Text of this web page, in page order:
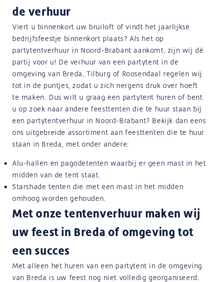
de verhuur
Viert u binnenkort uw bruiloft of vindt het jaarlijkse
bedrijfsfeestje binnenkort plaats? Als het op
partytentverhuur in Noord-Brabant aankomt, zijn wij dé
partij voor u! De verhuur van een partytent in de
omgeving van Breda, Tilburg of Roosendaal regelen wij
tot in de puntjes, zodat u zich nergens druk over hoeft
te maken. Dus wilt u graag een partytent huren of bent
u op zoek naar andere feesttenten die te huur staan bij
een partytentverhuur in Noord-Brabant? Bekijk dan eens
ons uitgebreide assortiment aan feesttenten die te huur
staan in Breda, met onder andere:
Alu-hallen en pagodetenten waarbij er geen mast in het
midden van de tent staat.
Starshade tenten die met een mast in het midden
omhoog worden gehouden.
Met onze tentenverhuur maken wij
uw feest in Breda of omgeving tot
een succes
Met alleen het huren van een partytent in de omgeving
van Breda is uw feest nog niet volledig georganiseerd.